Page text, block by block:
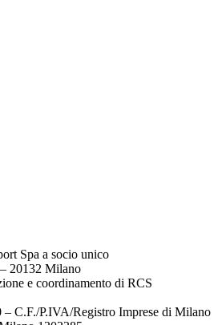
Spa a socio unico
20132 Milano
e coordinamento di RCS
– C.F./P.IVA/Registro Imprese di Milano